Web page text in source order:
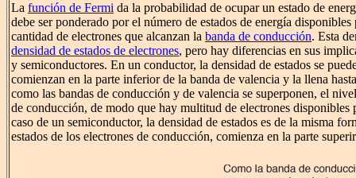
La función de Fermi da la probabilidad de ocupar un estado de
debe ser ponderado por el número de estados de energía disponibles
cantidad de electrones que alcanzan la banda de conducción. Esta
densidad de estados de electrones, pero hay diferencias en sus
y semiconductores. En un conductor, la densidad de estados se
comienzan en la parte inferior de la banda de valencia y la llena
como las bandas de conducción y de valencia se superponen, el
de conducción, de modo que hay multitud de electrones disponibles
caso de un semiconductor, la densidad de estados es de la misma
estados de los electrones de conducción, comienza en la parte